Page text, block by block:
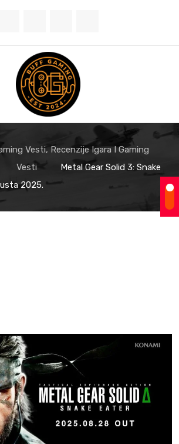
Vesti, Recenzije Igara I Gaming
Vesti
Metal Gear Solid 3: Snake
2025.